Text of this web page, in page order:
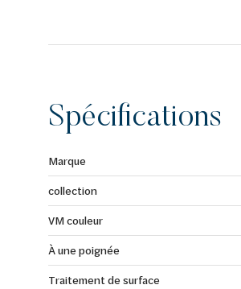
Spécifications
Marque
collection
VM couleur
À une poignée
Traitement de surface